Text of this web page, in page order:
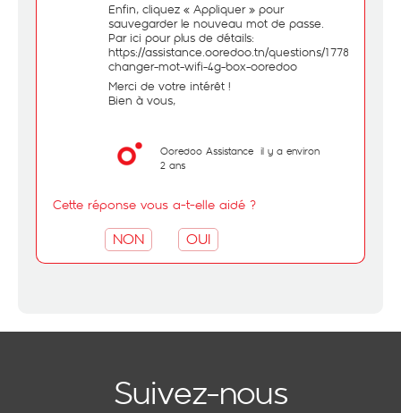
Enfin, cliquez « Appliquer » pour
sauvegarder le nouveau mot de passe.
Par ici pour plus de détails:
https://assistance.ooredoo.tn/questions/1778398-
changer-mot-wifi-4g-box-ooredoo
Merci de votre intérêt !
Bien à vous,
Ooredoo Assistance il y a environ
2 ans
Cette réponse vous a-t-elle aidé ?
NON OUI
Suivez-nous